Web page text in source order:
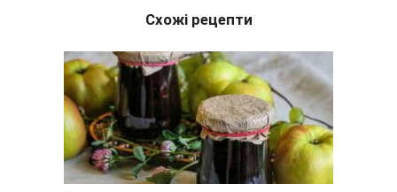
Схожі рецепти